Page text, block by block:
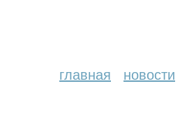
главная новости